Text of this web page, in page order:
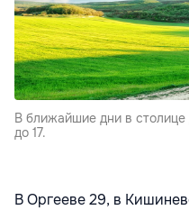
В ближайшие дни в
до 17.
В Оргееве 29, в